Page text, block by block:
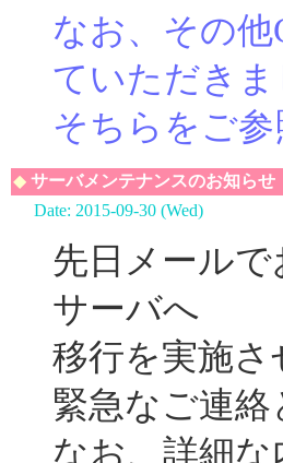
なお、その
ていただきま
そちらをご
◆ サーバメンテナンスのお知らせ
Date: 2015-09-30 (Wed)
先日メール
サーバへ
移行を実施
緊急なご連
なお、詳細